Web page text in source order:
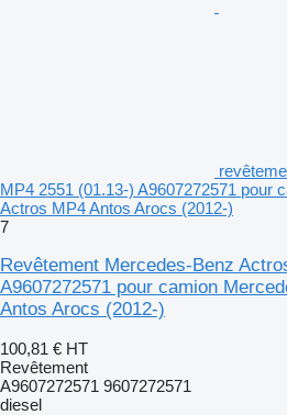
MP4 2551 (01.13-) A9607272571 pour
Actros MP4 Antos Arocs (2012-)
7
Revêtement Mercedes-Benz
A9607272571 pour camion
Antos Arocs (2012-)
100,81 € HT
Revêtement
A9607272571 9607272571
diesel